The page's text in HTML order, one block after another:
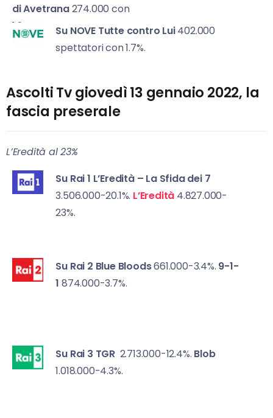
di Avetrana274.000 con
1.2%.
Su NOVE Tutte contro Lui402.000
spettatori con 1.7%.
Ascolti Tv giovedì 13 gennaio 2022, la
fascia preserale
L’Eredità al 23%
Su Rai 1 L’Eredità – La Sfida dei 7
3.506.000-20.1%. L’Eredità 4.827.000-
23%.
Su Rai 2 Blue Bloods661.000-3.4%. 9-1-
1 874.000-3.7%.
Su Rai 3 TGR2.713.000-12.4%. Blob
1.018.000-4.3%.